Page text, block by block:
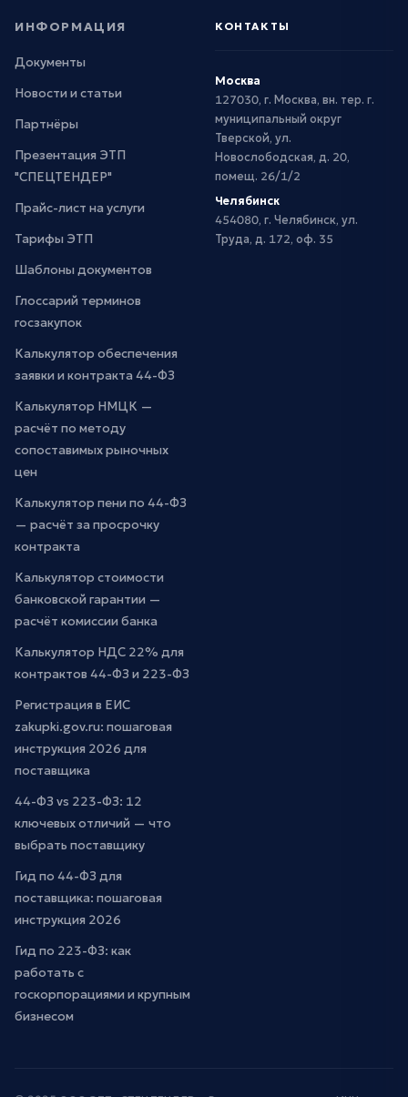
ИНФОРМАЦИЯ
Документы
Новости и статьи
Партнёры
Презентация ЭТП
"СПЕЦТЕНДЕР"
Прайс-лист на услуги
Тарифы ЭТП
Шаблоны документов
Глоссарий терминов
госзакупок
Калькулятор обеспечения
заявки и контракта 44-ФЗ
Калькулятор НМЦК —
расчёт по методу
сопоставимых рыночных
цен
Калькулятор пени по 44-ФЗ
— расчёт за просрочку
контракта
Калькулятор стоимости
банковской гарантии —
расчёт комиссии банка
Калькулятор НДС 22% для
контрактов 44-ФЗ и 223-ФЗ
Регистрация в ЕИС
zakupki.gov.ru: пошаговая
инструкция 2026 для
поставщика
44-ФЗ vs 223-ФЗ: 12
ключевых отличий — что
выбрать поставщику
Гид по 44-ФЗ для
поставщика: пошаговая
инструкция 2026
Гид по 223-ФЗ: как
работать с
госкорпорациями и крупным
бизнесом
КОНТАКТЫ
Москва
127030, г. Москва, вн. тер. г.
муниципальный округ
Тверской, ул.
Новослободская, д. 20,
помещ. 26/1/2
Челябинск
454080, г. Челябинск, ул.
Труда, д. 172, оф. 35